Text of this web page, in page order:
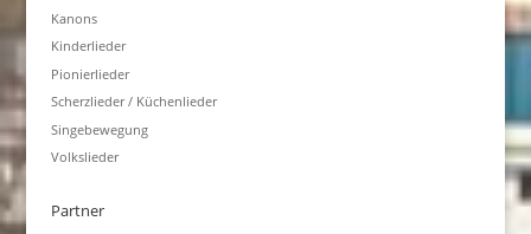
Kanons
Kinderlieder
Pionierlieder
Scherzlieder / Küchenlieder
Singebewegung
Volkslieder
Partner